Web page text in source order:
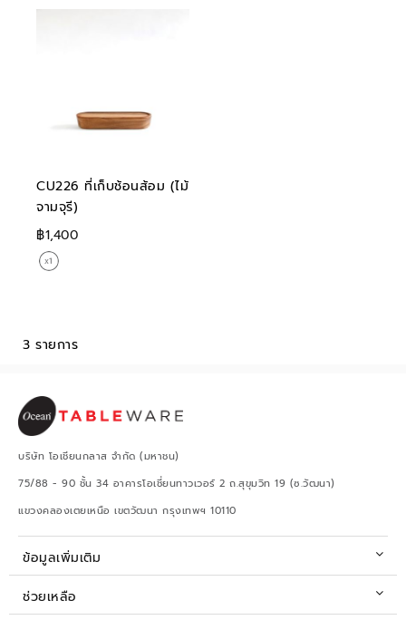
CU226 ที่เก็บช้อนส้อม (ไม้
จามจุรี)
฿1,400
3 รายการ
บริษัท โอเชียนกลาส จำกัด (มหาชน)
75/88 - 90 ชั้น 34 อาคารโอเชี่ยนทาวเวอร์ 2 ถ.สุขุมวิท 19 (ซ.วัฒนา)
แขวงคลองเตยเหนือ เขตวัฒนา กรุงเทพฯ 10110
ข้อมูลเพิ่มเติม
ช่วยเหลือ